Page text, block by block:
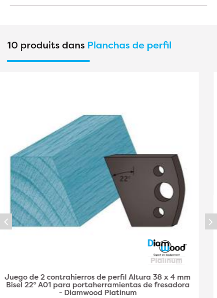
10 produits dans Planchas de perfil
Juego de 2 contrahierros de perfil A03 de 38 x 4
mm de altura y doble filete para
portaherramientas de fresadora - Diamwood Plat